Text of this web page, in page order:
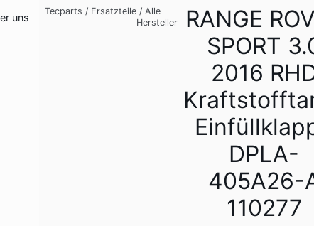
uns
Tecparts / Ersatzteile / Alle
Hersteller
RANGE
SPORT
2016
DPLA-
405A26-
110277